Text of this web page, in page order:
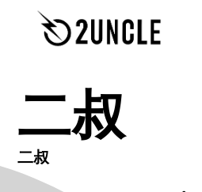
二叔
二叔